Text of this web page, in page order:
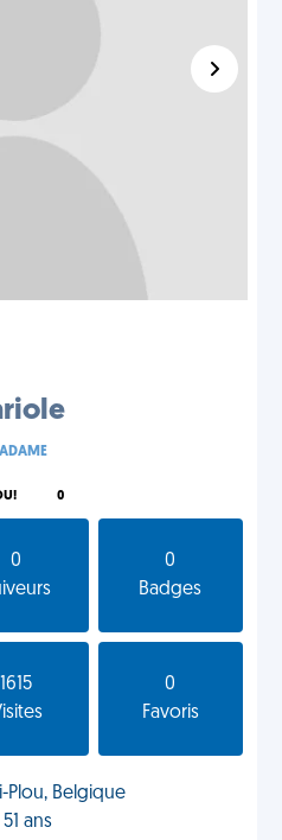
0
0
0
Badges
1615
0
Favoris
Plou, Belgique
ans